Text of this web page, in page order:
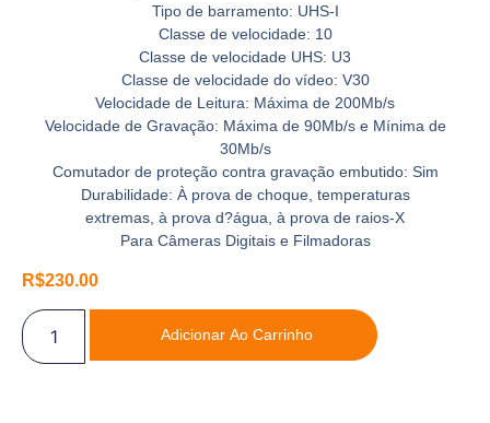
Tipo de barramento: UHS-I
Classe de velocidade: 10
Classe de velocidade UHS: U3
Classe de velocidade do vídeo: V30
Velocidade de Leitura: Máxima de 200Mb/s
Velocidade de Gravação: Máxima de 90Mb/s e Mínima de
30Mb/s
Comutador de proteção contra gravação embutido: Sim
Durabilidade: À prova de choque, temperaturas
extremas, à prova d?água, à prova de raios-X
Para Câmeras Digitais e Filmadoras
R$230.00
Adicionar Ao Carrinho